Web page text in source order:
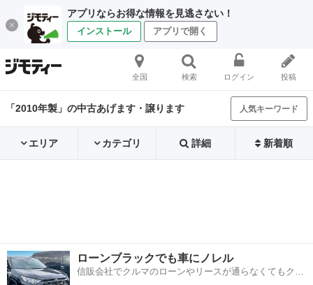
アプリならお得な情報を見逃さない！
インストール アプリで開く
全国 検索 ログイン 投稿
「2010年製」の中古あげます・譲ります 人気キーワード
エリア カテゴリ 詳細 新着順
ローンブラックでも車にノレル
信販会社でクルマのローンやリースが通らなくてもクル